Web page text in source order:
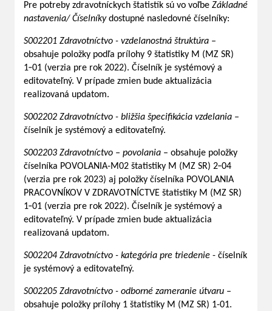
Pre potreby zdravotníckych štatistík sú vo voľbe Základné
nastavenia/ Číselníkydostupné nasledovné číselníky:
S002201 Zdravotníctvo - vzdelanostná štruktúra –
obsahuje položky podľa prílohy 9 štatistiky M (MZ SR)
1‑01 (verzia pre rok 2022). Číselník je systémový a
editovateľný. V prípade zmien bude aktualizácia
realizovaná updatom.
S002202 Zdravotníctvo - bližšia špecifikácia vzdelania –
číselník je systémový a editovateľný.
S002203 Zdravotníctvo – povolania – obsahuje položky
číselníka POVOLANIA-M02 štatistiky M (MZ SR) 2‑04
(verzia pre rok 2023) aj položky číselníka POVOLANIA
PRACOVNÍKOV V ZDRAVOTNÍCTVE štatistiky M (MZ SR)
1‑01 (verzia pre rok 2022). Číselník je systémový a
editovateľný. V prípade zmien bude aktualizácia
realizovaná updatom.
S002204 Zdravotníctvo - kategória pre triedenie - číselník
je systémový a editovateľný.
S002205 Zdravotníctvo - odborné zameranie útvaru –
obsahuje položky prílohy 1 štatistiky M (MZ SR) 1-01.